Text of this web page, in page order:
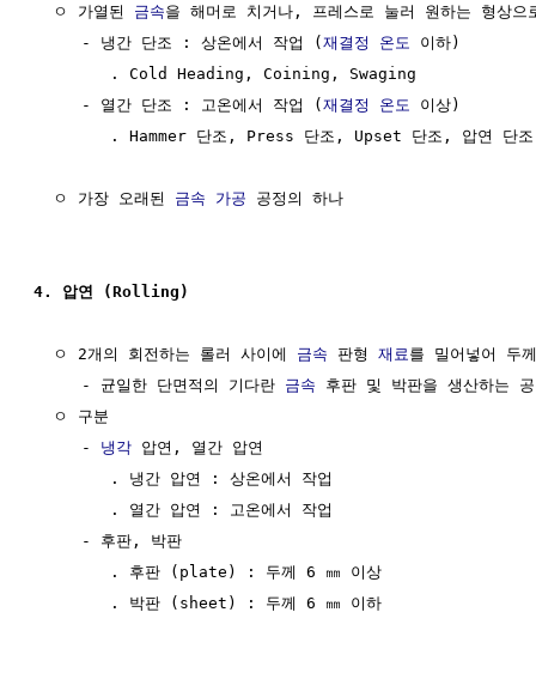
  ㅇ 가열된
금속을 해머로 치거나, 프레스로 눌러 원하는 형상으
     - 냉간 단조 : 상온에서 작업 (
재결정 온도
이하)
        . Cold Heading, Coining, Swaging
     - 열간 단조 : 고온에서 작업 (
재결정 온도
이상)
        . Hammer 단조, Press 단조, Upset 단조, 압연 단조
  ㅇ 가장 오래된
금속 가공 공정의 하나
4. 압연 (Rolling)
  ㅇ 2개의 회전하는 롤러 사이에
금속 판형 재료 를 밀어넣어 두
     - 균일한 단면적의 기다란
금속 후판 및 박판을 생산하는 공
  ㅇ 구분
     -
냉각 압연, 열간 압연
        . 냉간 압연 : 상온에서 작업
        . 열간 압연 : 고온에서 작업
     - 후판, 박판
        . 후판 (plate) : 두께 6 ㎜ 이상
        . 박판 (sheet) : 두께 6 ㎜ 이하